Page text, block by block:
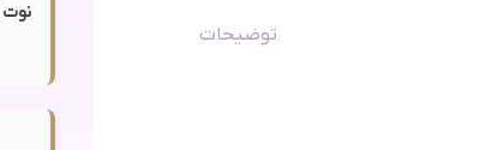
توضیحات
نوت